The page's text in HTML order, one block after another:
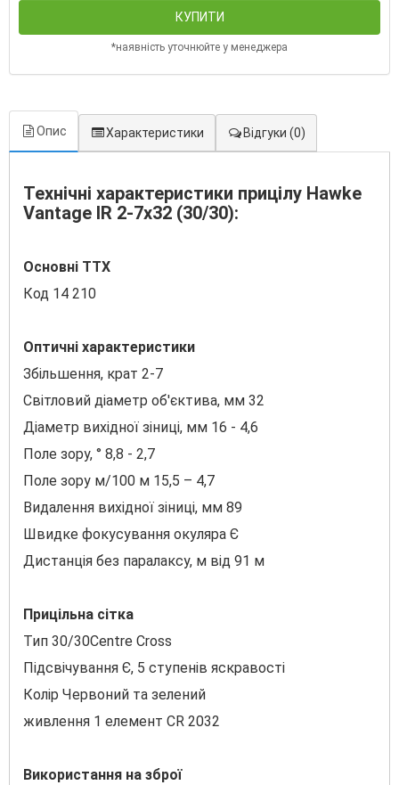
КУПИТИ
*наявність уточнюйте у менеджера
Опис Характеристики Відгуки (0)
Технічні характеристики прицілу Hawke
Vantage IR 2-7x32 (30/30):
Основні ТТХ
Код 14 210
Оптичні характеристики
Збільшення, крат 2-7
Світловий діаметр об'єктива, мм 32
Діаметр вихідної зіниці, мм 16 - 4,6
Поле зору, ° 8,8 - 2,7
Поле зору м/100 м 15,5 – 4,7
Видалення вихідної зіниці, мм 89
Швидке фокусування окуляра Є
Дистанція без паралаксу, м від 91 м
Прицільна сітка
Тип 30/30Centre Cross
Підсвічування Є, 5 ступенів яскравості
Колір Червоний та зелений
живлення 1 елемент CR 2032
Використання на зброї